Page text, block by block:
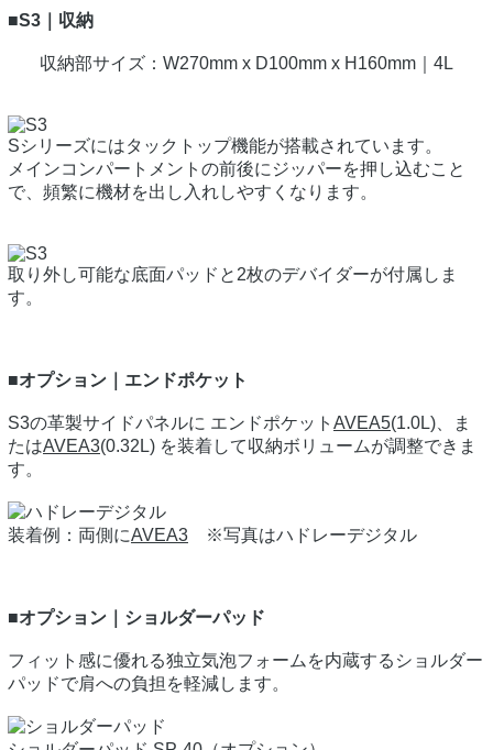
■S3｜収納
収納部サイズ：W270mm x D100mm x H160mm｜4L
Sシリーズにはタックトップ機能が搭載されています。
メインコンパートメントの前後にジッパーを押し込むこと
で、頻繁に機材を出し入れしやすくなります。
取り外し可能な底面パッドと2枚のデバイダーが付属しま
す。
■オプション｜エンドポケット
S3の革製サイドパネルに エンドポケット AVEA5(1.0L)、ま
たはAVEA3(0.32L) を装着して収納ボリュームが調整できま
す。
装着例：両側にAVEA3 ※写真はハドレーデジタル
■オプション｜ショルダーパッド
フィット感に優れる独立気泡フォームを内蔵するショルダー
パッドで肩への負担を軽減します。